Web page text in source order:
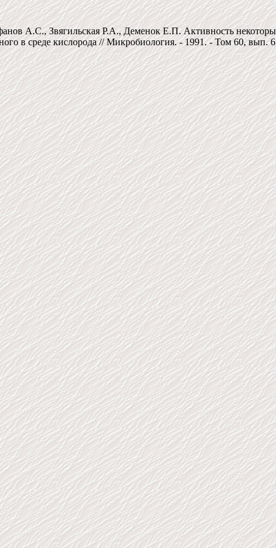
А.С., Звягильская Р.А., Деменок Е.П. Активность
в среде кислорода // Микробиология. - 1991. - Том 60, вып.